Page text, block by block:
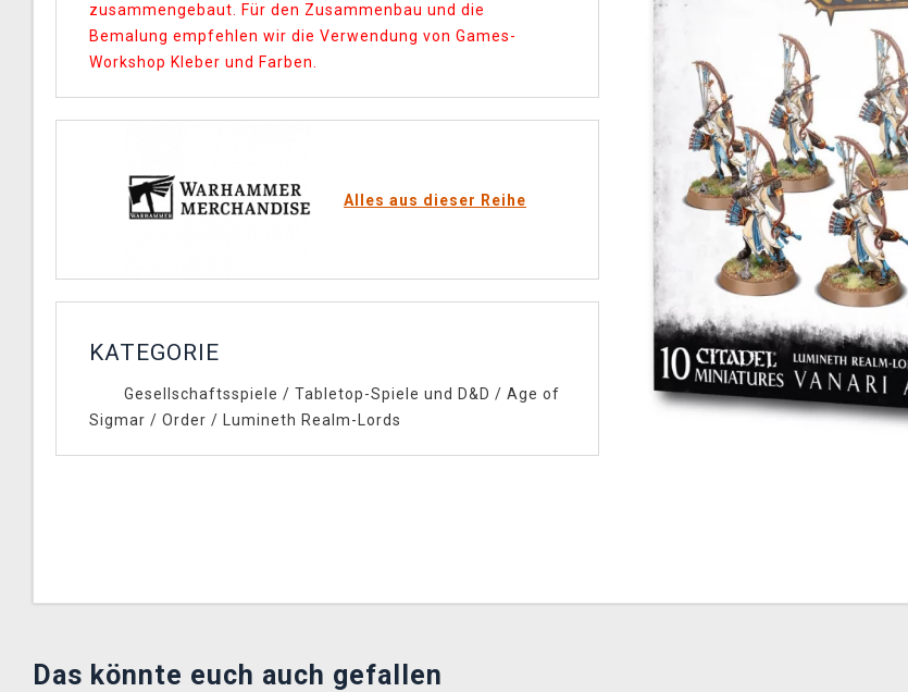
zusammengebaut. Für den Zusammenbau und die
Bemalung empfehlen wir die Verwendung von Games-
Workshop Kleber und Farben.
Alles aus dieser Reihe
KATEGORIE
Gesellschaftsspiele / Tabletop-Spiele und D&D / Age of
Sigmar / Order / Lumineth Realm-Lords
Das könnte euch auch gefallen